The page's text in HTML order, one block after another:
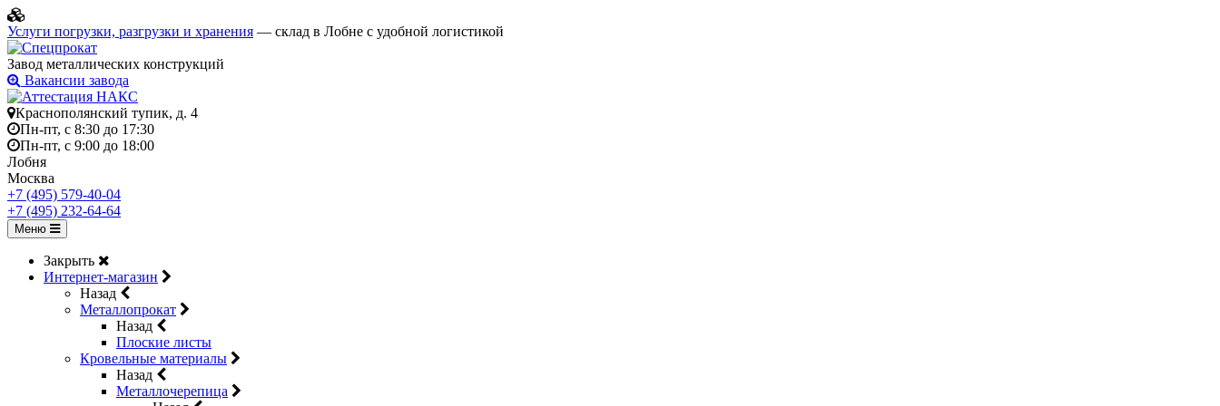
Услуги погрузки, разгрузки и хранения — склад в Лобне с удобной логистикой
Завод металлических конструкций
Вакансии завода
Краснополянский тупик, д. 4
Пн-пт, с 8:30 до 17:30
Пн-пт, с 9:00 до 18:00
Лобня
Москва
+7 (495) 579-40-04
+7 (495) 232-64-64
Меню
Закрыть
Интернет-магазин
Назад
Металлопрокат
Назад
Плоские листы
Кровельные материалы
Назад
Металлочерепица